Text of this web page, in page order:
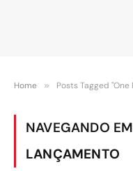
Home » Posts Tagged "One
NAVEGANDO
LANÇAMENTO